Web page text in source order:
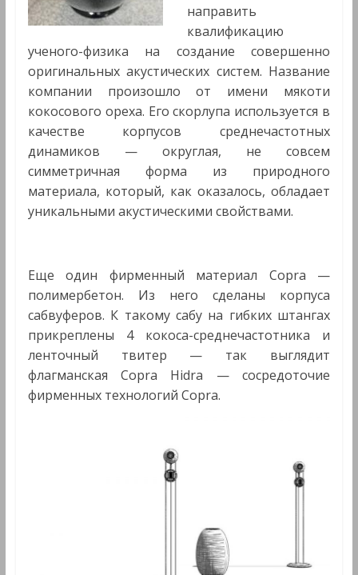
направить
квалификацию
ученого-физика на создание совершенно
оригинальных акустических систем. Название
компании произошло от имени мякоти
кокосового ореха. Его скорлупа используется в
качестве корпусов среднечастотных
динамиков — округлая, не совсем
симметричная форма из природного
материала, который, как оказалось, обладает
уникальными акустическими свойствами.
Еще один фирменный материал Copra —
полимербетон. Из него сделаны корпуса
сабвуферов. К такому сабу на гибких штангах
прикреплены 4 кокоса-среднечастотника и
ленточный твитер — так выглядит
флагманская Copra Hidra — сосредоточие
фирменных технологий Copra.